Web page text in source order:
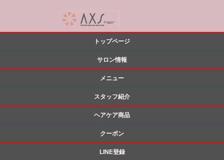
トップページ
サロン情報
メニュー
スタッフ紹介
ヘアケア商品
クーポン
LINE登録